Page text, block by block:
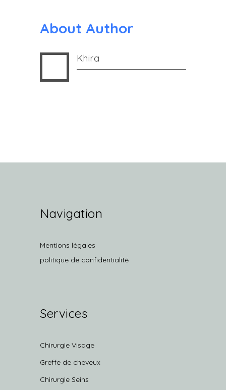
About Author
Khira
Navigation
Mentions légales
politique de confidentialité
Services
Chirurgie Visage
Greffe de cheveux
Chirurgie Seins